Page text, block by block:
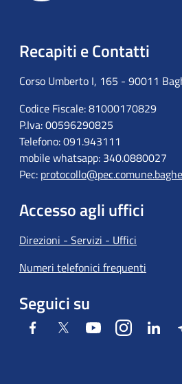
Recapiti e Contatti
Corso Umberto I, 165 - 90011
Codice Fiscale: 81000170829
P.Iva: 00596290825
Telefono: 091.943111
mobile whatsapp: 340.0880027
Pec:
Accesso agli uffici
Direzioni - Servizi - Uffici
Numeri telefonici frequenti
Seguici su
Facebook Twitter YoutubeInstagram